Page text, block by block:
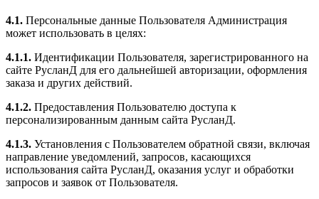
4.1. Персональные данные Пользователя Администрация
может использовать в целях:
4.1.1. Идентификации Пользователя, зарегистрированного на
сайте РусланД для его дальнейшей авторизации, оформления
заказа и других действий.
4.1.2. Предоставления Пользователю доступа к
персонализированным данным сайта РусланД.
4.1.3. Установления с Пользователем обратной связи, включая
направление уведомлений, запросов, касающихся
использования сайта РусланД, оказания услуг и обработки
запросов и заявок от Пользователя.